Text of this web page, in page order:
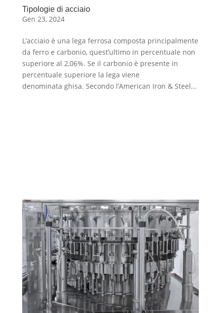
Tipologie di acciaio
Gen 23, 2024
L’acciaio è una lega ferrosa composta principalmente
da ferro e carbonio, quest’ultimo in percentuale non
superiore al 2,06%. Se il carbonio è presente in
percentuale superiore la lega viene
denominata ghisa. Secondo l’American Iron & Steel...